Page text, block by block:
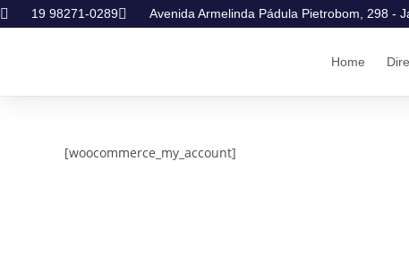
19 98271-0289 Avenida Armelinda Pádula Pietrobom, 298 -
Home
[woocommerce_my_account]